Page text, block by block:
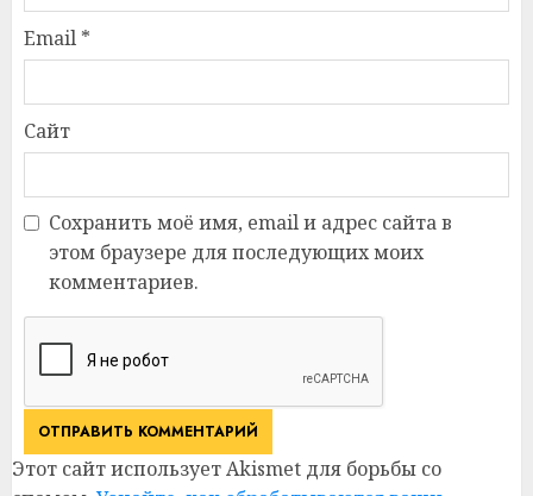
Email *
Сайт
Сохранить моё имя, email и адрес сайта в
этом браузере для последующих моих
комментариев.
Этот сайт использует Akismet для борьбы со